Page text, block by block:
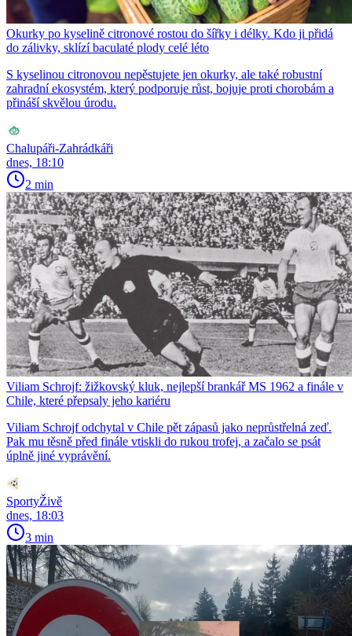
Okurky po kyselině citronové rostou do šířky i délky. Kdo ji přidá
do zálivky, sklízí baculaté plody celé léto
S kyselinou citronovou nepěstujete jen okurky, ale také robustní
zahradní ekosystém, který podporuje růst, bojuje proti chorobám a
přináší skvělou úrodu.
Chalupáři-Zahrádkáři
dnes, 18:10
2 min
Viliam Schrojf: žižkovský kluk, nejlepší brankář MS 1962 a finále v
Chile, které přepsaly jeho kariéru
Viliam Schrojf odchytal v Chile pět zápasů jako neprůstřelná zeď.
Pak mu těsně před finále vtiskli do rukou trofej, a začalo se psát
úplně jiné vyprávění.
SportyŽivě
dnes, 18:03
3 min